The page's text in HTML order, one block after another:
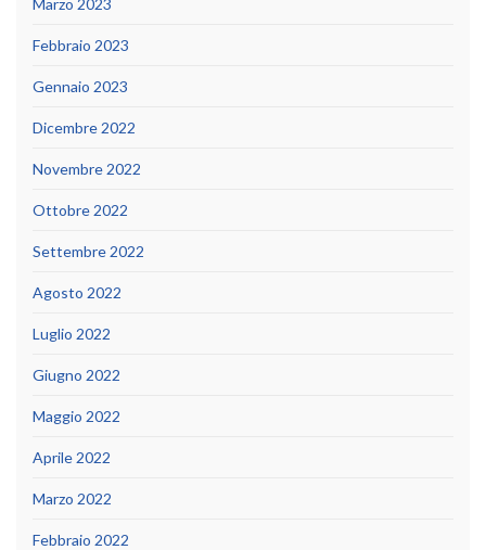
Febbraio 2023
Gennaio 2023
Dicembre 2022
Novembre 2022
Ottobre 2022
Settembre 2022
Agosto 2022
Luglio 2022
Giugno 2022
Maggio 2022
Aprile 2022
Marzo 2022
Febbraio 2022